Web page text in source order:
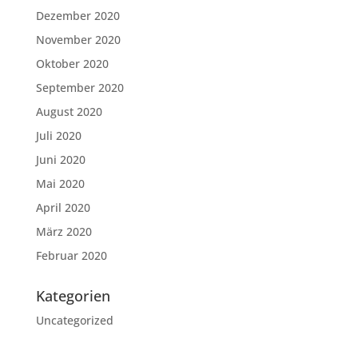
Dezember 2020
November 2020
Oktober 2020
September 2020
August 2020
Juli 2020
Juni 2020
Mai 2020
April 2020
März 2020
Februar 2020
Kategorien
Uncategorized